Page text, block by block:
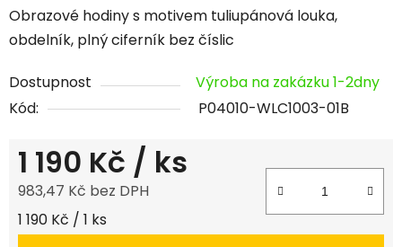
Obrazové hodiny s motivem tuliupánová louka,
obdelník, plný ciferník bez číslic
Dostupnost
Výroba na zakázku 1-2dny
Kód:
P04010-WLC1003-01B
1 190 Kč / ks
983,47 Kč bez DPH
Měrná cena:
1 190 Kč / 1 ks